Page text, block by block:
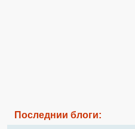
Последнии блоги: